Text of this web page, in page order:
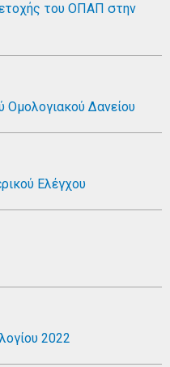
του ΟΠΑΠ στην
Ομολογιακού Δανείου
Ελέγχου
2022